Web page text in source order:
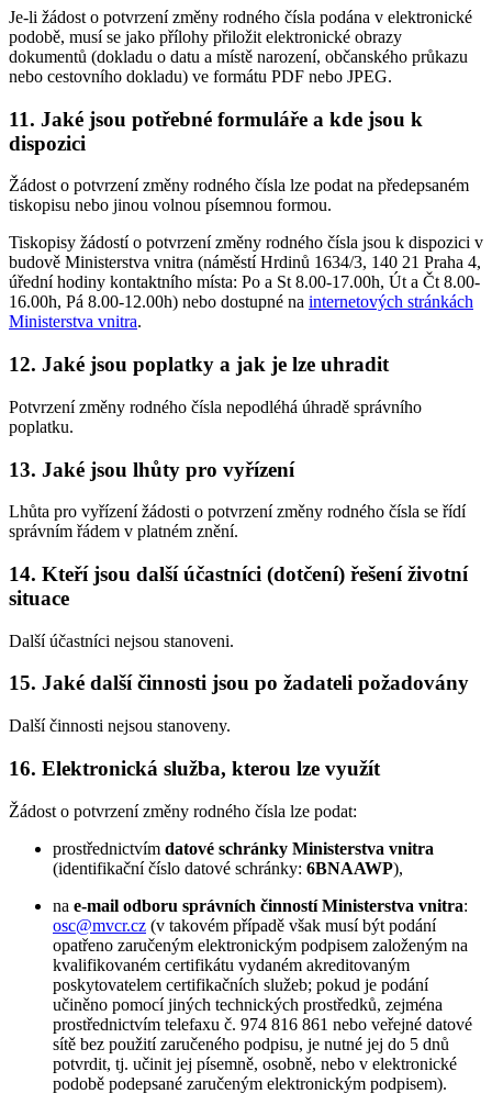
Je-li žádost o potvrzení změny rodného čísla podána v elektronické
podobě, musí se jako přílohy přiložit elektronické obrazy
dokumentů (dokladu o datu a místě narození, občanského průkazu
nebo cestovního dokladu) ve formátu PDF nebo JPEG.
11. Jaké jsou potřebné formuláře a kde jsou k
dispozici
Žádost o potvrzení změny rodného čísla lze podat na předepsaném
tiskopisu nebo jinou volnou písemnou formou.
Tiskopisy žádostí o potvrzení změny rodného čísla jsou k dispozici v
budově Ministerstva vnitra (náměstí Hrdinů 1634/3, 140 21 Praha 4,
úřední hodiny kontaktního místa: Po a St 8.00-17.00h, Út a Čt 8.00-
16.00h, Pá 8.00-12.00h) nebo dostupné na internetových stránkách
Ministerstva vnitra.
12. Jaké jsou poplatky a jak je lze uhradit
Potvrzení změny rodného čísla nepodléhá úhradě správního
poplatku.
13. Jaké jsou lhůty pro vyřízení
Lhůta pro vyřízení žádosti o potvrzení změny rodného čísla se řídí
správním řádem v platném znění.
14. Kteří jsou další účastníci (dotčení) řešení životní
situace
Další účastníci nejsou stanoveni.
15. Jaké další činnosti jsou po žadateli požadovány
Další činnosti nejsou stanoveny.
16. Elektronická služba, kterou lze využít
Žádost o potvrzení změny rodného čísla lze podat:
prostřednictvím datové schránky Ministerstva vnitra
(identifikační číslo datové schránky: 6BNAAWP),
na e-mail odboru správních činností Ministerstva vnitra:
osc@mvcr.cz (v takovém případě však musí být podání
opatřeno zaručeným elektronickým podpisem založeným na
kvalifikovaném certifikátu vydaném akreditovaným
poskytovatelem certifikačních služeb; pokud je podání
učiněno pomocí jiných technických prostředků, zejména
prostřednictvím telefaxu č. 974 816 861 nebo veřejné datové
sítě bez použití zaručeného podpisu, je nutné jej do 5 dnů
potvrdit, tj. učinit jej písemně, osobně, nebo v elektronické
podobě podepsané zaručeným elektronickým podpisem).